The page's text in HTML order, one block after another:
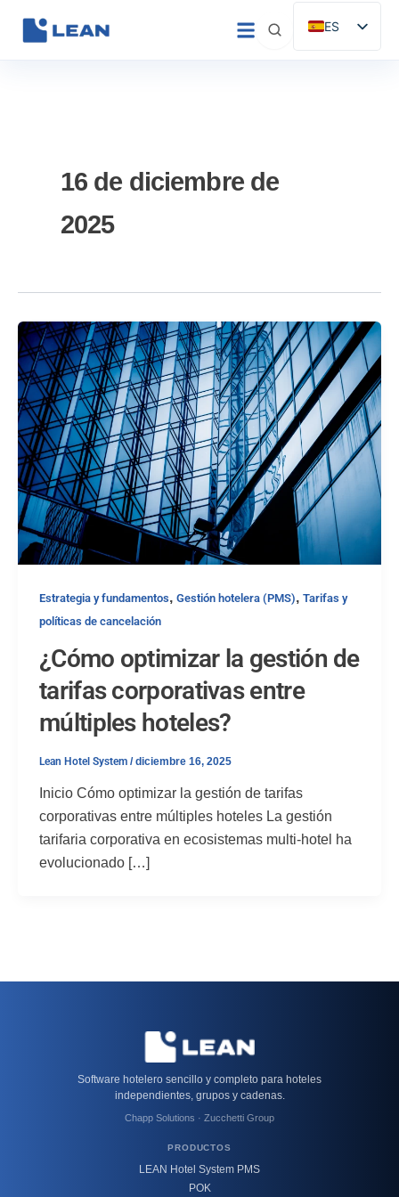
ES
EN
16 de diciembre de
2025
Estrategia y fundamentos, Gestión hotelera (PMS), Tarifas y
políticas de cancelación
¿Cómo optimizar la gestión de
tarifas corporativas entre
múltiples hoteles?
Lean Hotel System /diciembre 16, 2025
Inicio Cómo optimizar la gestión de tarifas
corporativas entre múltiples hoteles La gestión
tarifaria corporativa en ecosistemas multi-hotel ha
evolucionado […]
Software hotelero sencillo y completo para hoteles
independientes, grupos y cadenas.
Chapp Solutions · Zucchetti Group
PRODUCTOS
LEAN Hotel System PMS
POK